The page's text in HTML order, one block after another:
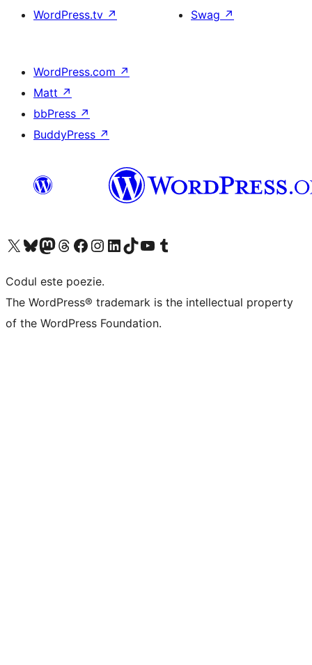
WordPress.tv ↗
Swag ↗
WordPress.com ↗
Matt ↗
bbPress ↗
BuddyPress ↗
Mergi la contul nostru X (fost Twitter)
Vizitează contul nostru Bluesky
Vizitează contul nostru Mastodon
Vizitează contul nostru Threads
Vizitează pagina noastră Facebook
Vizitează-ne pe Instagram
Vizitează-ne pe LinkedIn
Vizitează contul nostru TikTok
Vizitează canalul nostru YouTube
Vizitează contul nostru Tumblr
Codul este poezie.
The WordPress® trademark is the intellectual property
of the WordPress Foundation.